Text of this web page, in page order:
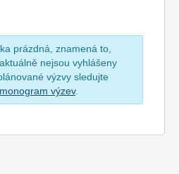
prázdná, znamená to,
nejsou vyhlášeny
výzvy sledujte
výzev.